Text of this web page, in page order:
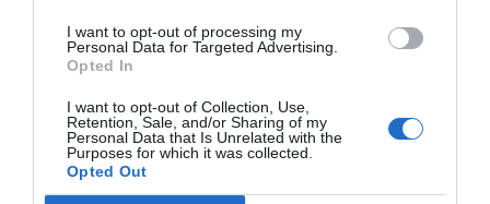
I want to opt-out of processing my
Personal Data for Targeted Advertising.
Opted In
I want to opt-out of Collection, Use,
Retention, Sale, and/or Sharing of my
Personal Data that Is Unrelated with the
Purposes for which it was collected.
Opted Out